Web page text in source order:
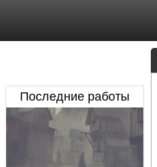
Последние работы